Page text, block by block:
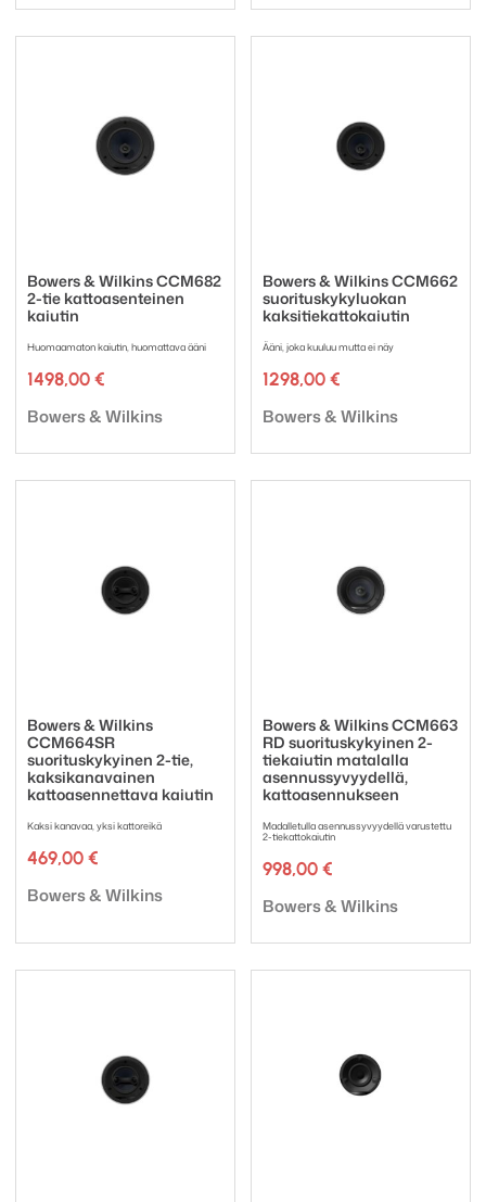
Bowers & Wilkins CCM682
2-tie kattoasenteinen
kaiutin
Huomaamaton kaiutin, huomattava ääni
1498,00 €
Tuotemerkki:
Bowers & Wilkins
Bowers & Wilkins CCM662
suorituskykyluokan
kaksitiekattokaiutin
Ääni, joka kuuluu mutta ei näy
1298,00 €
Tuotemerkki:
Bowers & Wilkins
Bowers & Wilkins
CCM664SR
suorituskykyinen 2-tie,
kaksikanavainen
kattoasennettava kaiutin
Kaksi kanavaa, yksi kattoreikä
469,00 €
Tuotemerkki:
Bowers & Wilkins
Bowers & Wilkins CCM663
RD suorituskykyinen 2-
tiekaiutin matalalla
asennussyvyydellä,
kattoasennukseen
Madalletulla asennussyvyydellä varustettu
2-tiekattokaiutin
998,00 €
Tuotemerkki:
Bowers & Wilkins